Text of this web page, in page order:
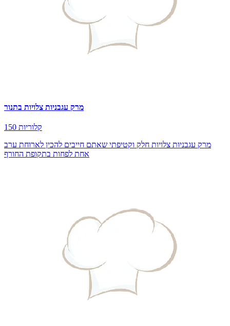
מרק עגבניות צלויות בתנור
150 קלוריות
מרק עגבניות צלויות חלק וקטיפתי שאתם חייבים להכין לארוחת ערב
אחת לפחות בתקופת החורף